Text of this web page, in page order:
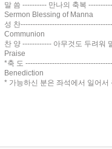
말 씀 ---------- 만나의 축복
Sermon Blessing of Manna
성 찬
Communion
찬 양 ------------ 아무것도 두려워
Praise
*축 도
Benediction
* 가능하신 분은 좌석에서 일어